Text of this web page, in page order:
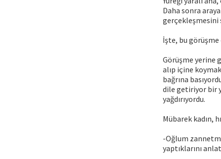
Daha sonra
gerçekleşmesini
İşte, bu görüşme
Görüşme yerine
alıp içine
bağrına
dile getiriyor bir
yağdırıyordu.
Mübarek kadın,
-Oğlum
yaptıklarını